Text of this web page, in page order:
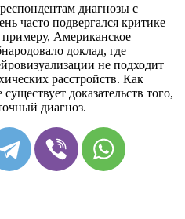
диагнозы с
часто подвергался критике
Американское
доклад, где
не подходит
расстройств. Как
доказательств того,
диагноз.